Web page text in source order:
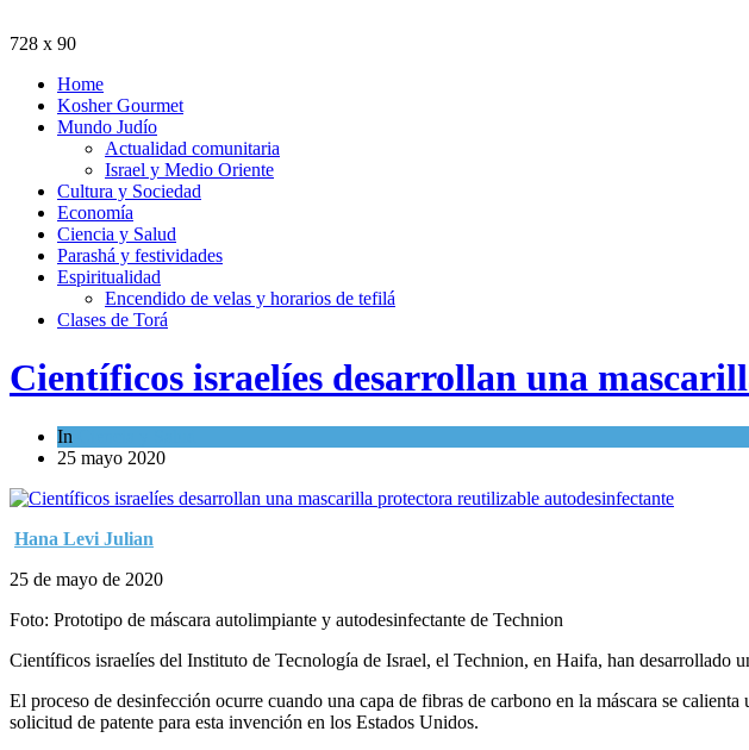
728 x 90
Home
Kosher Gourmet
Mundo Judío
Actualidad comunitaria
Israel y Medio Oriente
Cultura y Sociedad
Economía
Ciencia y Salud
Parashá y festividades
Espiritualidad
Encendido de velas y horarios de tefilá
Clases de Torá
Científicos israelíes desarrollan una
In
25 mayo 2020
Hana Levi Julian
25 de mayo de 2020
Foto: Prototipo de máscara autolimpiante y autodesinfectante de Technion
Científicos israelíes del Instituto de Tecnología de Israel, el Technion, en Haifa, han desarrollado
El proceso de desinfección ocurre cuando una capa de fibras de carbono en la máscara se
solicitud de patente para esta invención en los Estados Unidos.